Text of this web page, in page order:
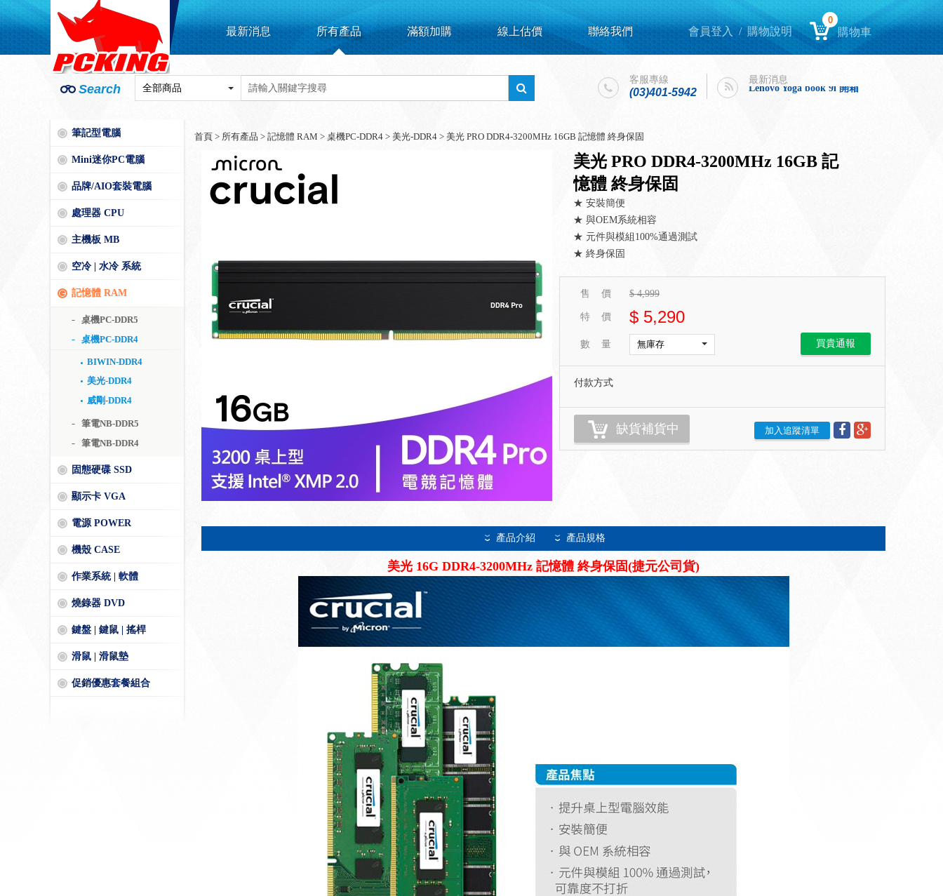
最新消息 所有產品 滿額加購 線上估價 聯絡我們 會員登入 /購物說明
0
購物車
Search
客服專線
(03)401-5942
最新消息
Lenovo Yoga book 9i 開箱
Lenovo Yoga book 9i 開箱
intel購機迎春，好運龍來！
筆記型電腦
Mini迷你PC電腦
品牌/AIO套裝電腦
處理器 CPU
主機板 MB
空冷 | 水冷 系統
記憶體 RAM
桌機PC-DDR5
桌機PC-DDR4
BIWIN-DDR4
美光-DDR4
威剛-DDR4
筆電NB-DDR5
筆電NB-DDR4
固態硬碟 SSD
顯示卡 VGA
電源 POWER
機殼 CASE
作業系統 | 軟體
燒錄器 DVD
鍵盤 | 鍵鼠 | 搖桿
滑鼠 | 滑鼠墊
促銷優惠套餐組合
首頁 > 所有產品 > 記憶體 RAM > 桌機PC-DDR4 > 美光-DDR4 > 美光 PRO DDR4-3200MHz 16GB 記憶體 終身保固
美光 PRO DDR4-3200MHz 16GB 記
憶體 終身保固
★ 安裝簡便
★ 與OEM系統相容
★ 元件與模組100%通過測試
★ 終身保固
售 價 $4,999
特 價 $ 5,290
數 量 買貴通報
付款方式
缺貨補貨中 加入追蹤清單
產品介紹 產品規格
美光 16G DDR4-3200MHz 記憶體 終身保固(捷元公司貨)